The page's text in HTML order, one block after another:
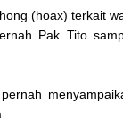
(hoax) terkait
Pak Tito